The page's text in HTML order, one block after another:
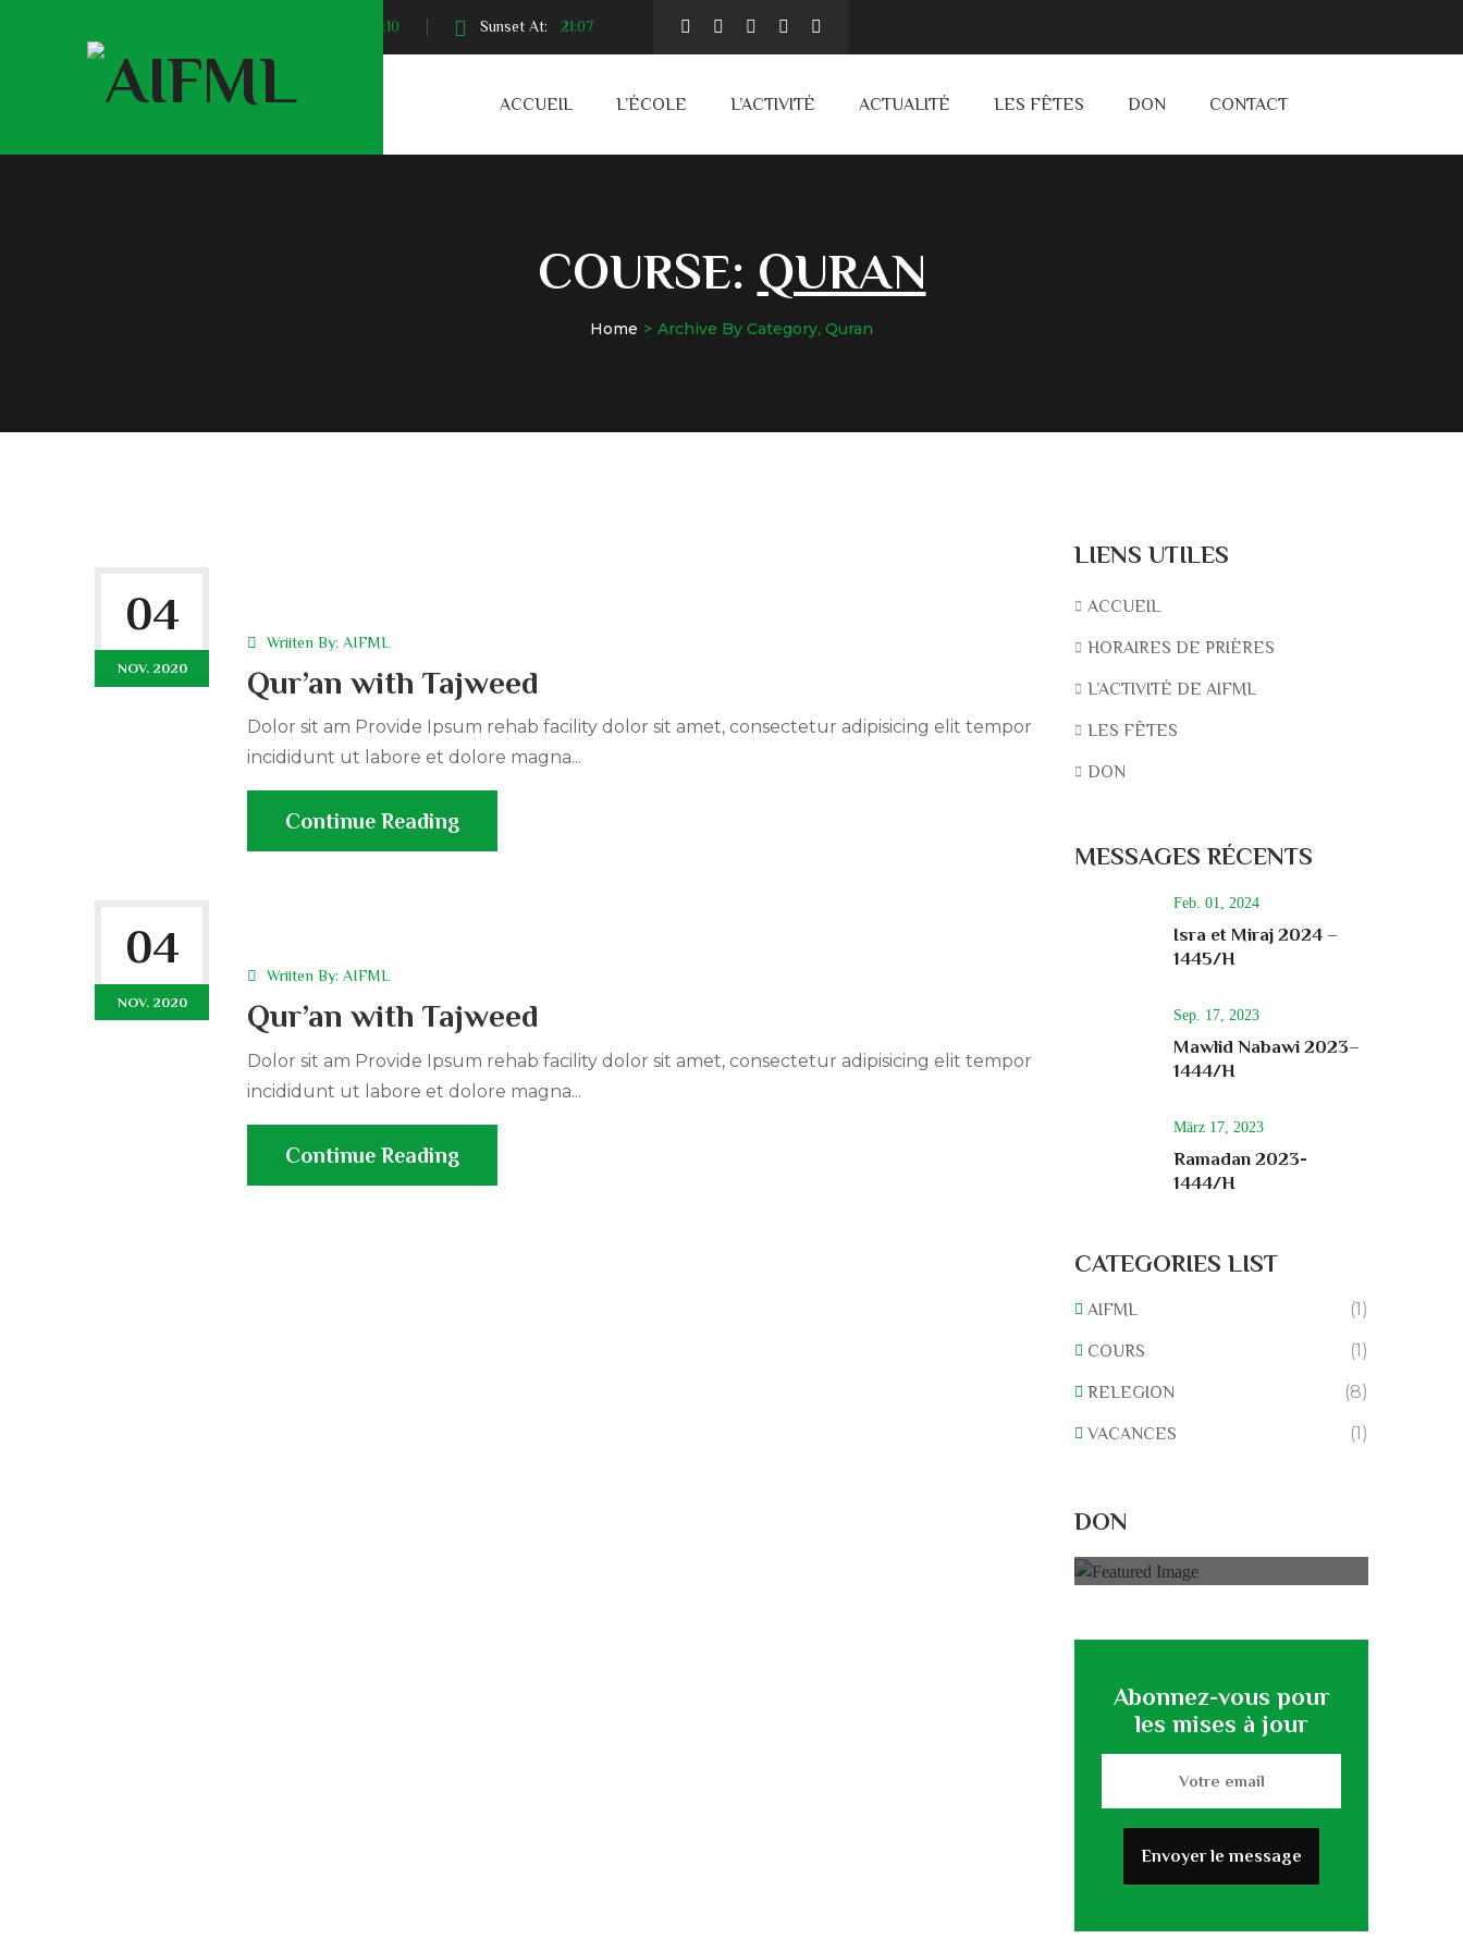
04:10 Sunset At: 21:07
ACCUEIL L’ÉCOLE L’ACTIVITÉ ACTUALITÉ LES FÊTES DON CONTACT
COURSE: QURAN
Home Archive By Category, Quran
04
NOV. 2020
Wriiten By: AIFML
Qur’an with Tajweed
Dolor sit am Provide Ipsum rehab facility dolor sit amet, consectetur adipisicing elit tempor
incididunt ut labore et dolore magna...
Continue Reading
04
NOV. 2020
Wriiten By: AIFML
Qur’an with Tajweed
Dolor sit am Provide Ipsum rehab facility dolor sit amet, consectetur adipisicing elit tempor
incididunt ut labore et dolore magna...
Continue Reading
LIENS UTILES
ACCUEIL
HORAIRES DE PRIÈRES
L’ACTIVITÉ DE AIFML
LES FÊTES
DON
MESSAGES RÉCENTS
Feb. 01, 2024
Isra et Miraj 2024 –
1445/H
Sep. 17, 2023
Mawlid Nabawi 2023–
1444/H
März 17, 2023
Ramadan 2023-
1444/H
CATEGORIES LIST
AIFML (1)
COURS (1)
RELEGION (8)
VACANCES (1)
DON
Abonnez-vous pour
les mises à jour